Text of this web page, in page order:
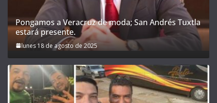
Pongamos a Veracruz de moda; San Andrés Tuxtla
estará presente.
lunes 18 de agosto de 2025